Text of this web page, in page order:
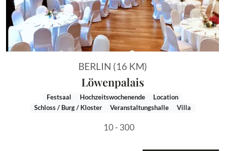
BERLIN (16 KM)
Löwenpalais
Festsaal Hochzeitswochenende
Location
Schloss / Burg / Kloster
Veranstaltungshalle Villa
10 - 300